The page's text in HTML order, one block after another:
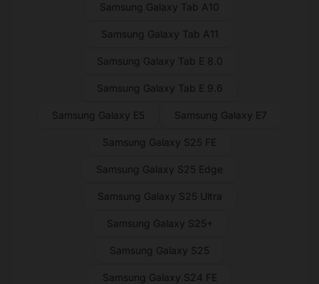
Samsung Galaxy Tab A10
Samsung Galaxy Tab A11
Samsung Galaxy Tab E 8.0
Samsung Galaxy Tab E 9.6
Samsung Galaxy E5 Samsung Galaxy E7
Samsung Galaxy S25 FE
Samsung Galaxy S25 Edge
Samsung Galaxy S25 Ultra
Samsung Galaxy S25+
Samsung Galaxy S25
Samsung Galaxy S24 FE